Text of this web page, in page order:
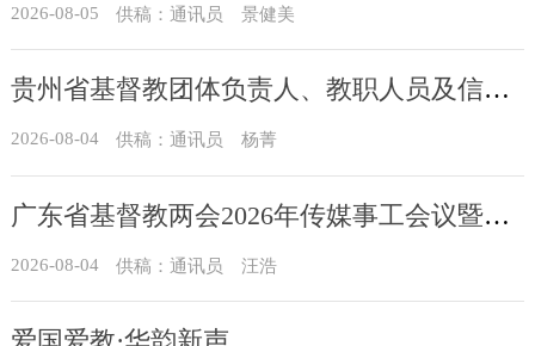
2026-08-05 供稿：通讯员 景健美
贵州省基督教团体负责人、教职人员及信众骨干培训班在贵州圣经学校举办
2026-08-04 供稿：通讯员 杨菁
广东省基督教两会2026年传媒事工会议暨通讯员培训班在广州举办
2026-08-04 供稿：通讯员 汪浩